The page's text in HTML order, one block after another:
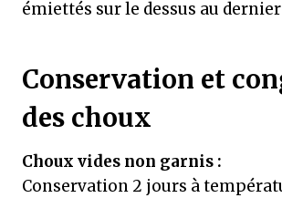
émiettés sur le dessus au
Conservation et
des choux
Choux vides non garnis :
Conservation 2 jours à